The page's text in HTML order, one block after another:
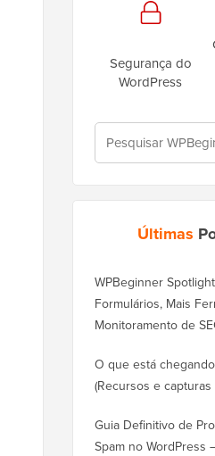
Segurança do
WordPress
Últimas
WPBeginner
Formulários, Mais
Monitoramento de
O que está
(Recursos e capturas
Guia Definitivo de
Spam no WordPress